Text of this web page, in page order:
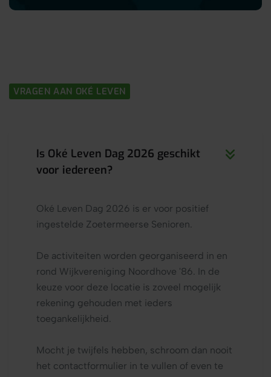
VRAGEN AAN OKÉ LEVEN
Is Oké Leven Dag 2026 geschikt
voor iedereen?
Oké Leven Dag 2026 is er voor positief
ingestelde Zoetermeerse Senioren.
De activiteiten worden georganiseerd in en
rond Wijkvereniging Noordhove '86. In de
keuze voor deze locatie is zoveel mogelijk
rekening gehouden met ieders
toegankelijkheid.
Mocht je twijfels hebben, schroom dan nooit
het contactformulier in te vullen of even te